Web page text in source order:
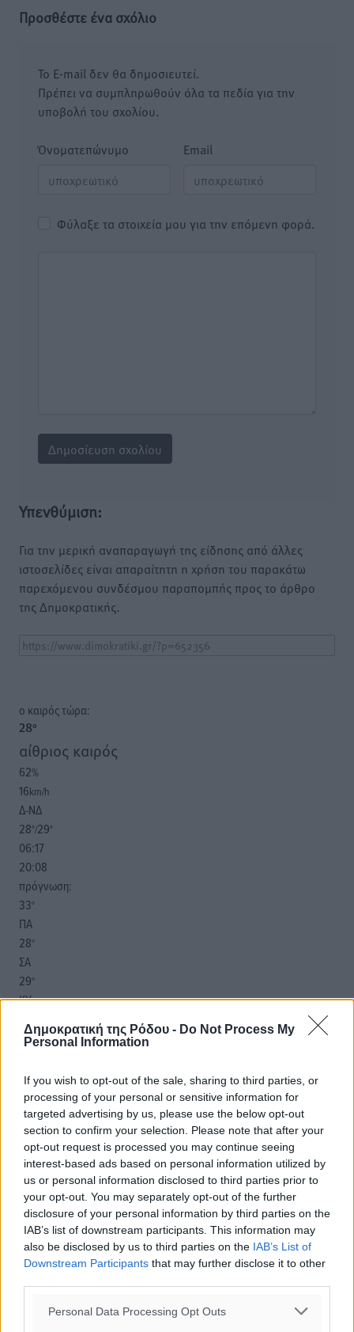
Δημοκρατική της Ρόδου - Do Not Process My
Personal Information
If you wish to opt-out of the sale, sharing to third parties, or
processing of your personal or sensitive information for
targeted advertising by us, please use the below opt-out
section to confirm your selection. Please note that after your
opt-out request is processed you may continue seeing
interest-based ads based on personal information utilized by
us or personal information disclosed to third parties prior to
your opt-out. You may separately opt-out of the further
disclosure of your personal information by third parties on the
IAB’s list of downstream participants. This information may
also be disclosed by us to third parties on the IAB’s List of
Downstream Participants that may further disclose it to other
Personal Data Processing Opt Outs
Προσθέστε ένα σχόλιο
Το E-mail δεν θα δημοσιευτεί.
Πρέπει να συμπληρωθούν όλα τα πεδία για την
υποβολή του σχολίου.
Όνοματεπώνυμο Email
Φύλαξε τα στοιχεία μου για την επόμενη φορά.
Υπενθύμιση:
Για την μερική αναπαραγωγή της είδησης από άλλες
ιστοσελίδες είναι απαραίτητη η χρήση του παρακάτω
παρεχόμενου συνδέσμου παραπομπής προς το άρθρο
της Δημοκρατικής.
o καιρός τώρα:
28°
αίθριος καιρός
62%
16km/h
Δ-ΝΔ
28°/29°
06:17
20:08
πρόγνωση:
33°
ΠΑ
28°
ΣΑ
29°
ΚΥ
ΔΕ